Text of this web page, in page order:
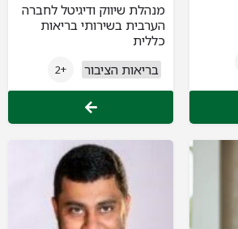
מנהלת שיווק ודיגיטל לחברה
הערבית בשירותי בריאות
כללית
בריאות הציבור
+2